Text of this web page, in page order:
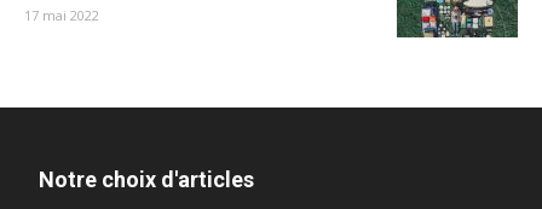
17 mai 2022
Notre choix d'articles